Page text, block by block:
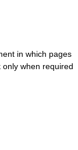
in which pages
when required